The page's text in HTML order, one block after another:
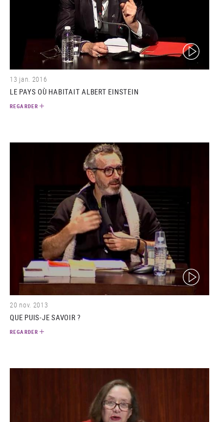
(video)
13 jan. 2016
LE PAYS OÙ HABITAIT ALBERT EINSTEIN
REGARDER
(video)
20 nov. 2013
QUE PUIS-JE SAVOIR ?
REGARDER